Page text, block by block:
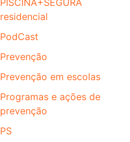
PISCINA+SEGURA
residencial
PodCast
Prevenção
Prevenção em escolas
Programas e ações de
prevenção
PS